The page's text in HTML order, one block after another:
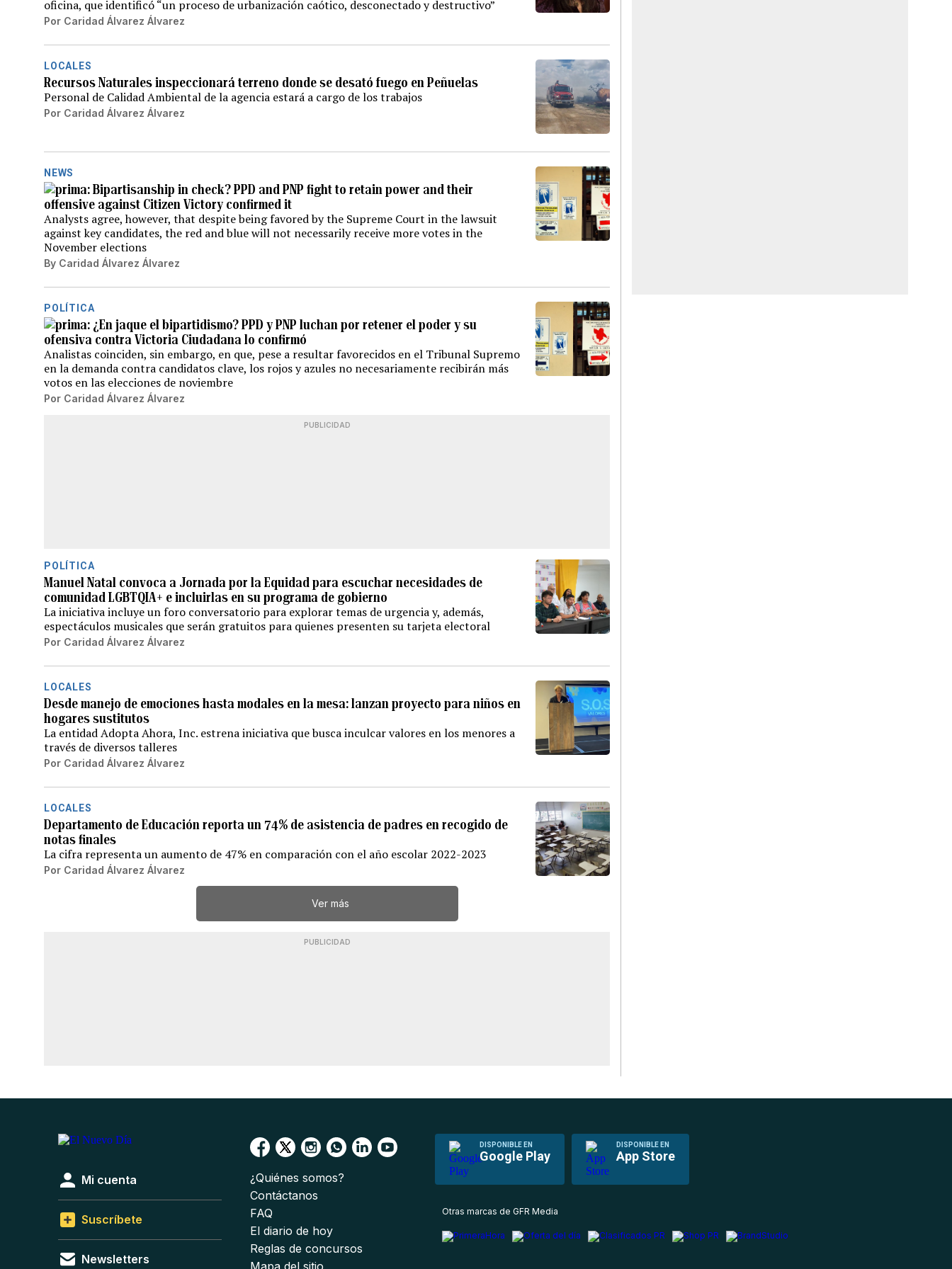
oficina, que identificó “un proceso de urbanización caótico, desconectado y destructivo”
Por Caridad Álvarez Álvarez
LOCALES
Recursos Naturales inspeccionará terreno donde se desató fuego en Peñuelas
Personal de Calidad Ambiental de la agencia estará a cargo de los trabajos
Por Caridad Álvarez Álvarez
NEWS
Bipartisanship in check? PPD and PNP fight to retain power and their
offensive against Citizen Victory confirmed it
Analysts agree, however, that despite being favored by the Supreme Court in the lawsuit
against key candidates, the red and blue will not necessarily receive more votes in the
November elections
By Caridad Álvarez Álvarez
POLÍTICA
¿En jaque el bipartidismo? PPD y PNP luchan por retener el poder y su
ofensiva contra Victoria Ciudadana lo confirmó
Analistas coinciden, sin embargo, en que, pese a resultar favorecidos en el Tribunal Supremo
en la demanda contra candidatos clave, los rojos y azules no necesariamente recibirán más
votos en las elecciones de noviembre
Por Caridad Álvarez Álvarez
PUBLICIDAD
POLÍTICA
Manuel Natal convoca a Jornada por la Equidad para escuchar necesidades de
comunidad LGBTQIA+ e incluirlas en su programa de gobierno
La iniciativa incluye un foro conversatorio para explorar temas de urgencia y, además,
espectáculos musicales que serán gratuitos para quienes presenten su tarjeta electoral
Por Caridad Álvarez Álvarez
LOCALES
Desde manejo de emociones hasta modales en la mesa: lanzan proyecto para niños en
hogares sustitutos
La entidad Adopta Ahora, Inc. estrena iniciativa que busca inculcar valores en los menores a
través de diversos talleres
Por Caridad Álvarez Álvarez
LOCALES
Departamento de Educación reporta un 74% de asistencia de padres en recogido de
notas finales
La cifra representa un aumento de 47% en comparación con el año escolar 2022-2023
Por Caridad Álvarez Álvarez
Ver más
PUBLICIDAD
DISPONIBLE EN
Google Play
DISPONIBLE EN
App Store
Mi cuenta
Suscríbete
Newsletters
¿Quiénes somos?
Contáctanos
FAQ
El diario de hoy
Reglas de concursos
Otras marcas de GFR Media